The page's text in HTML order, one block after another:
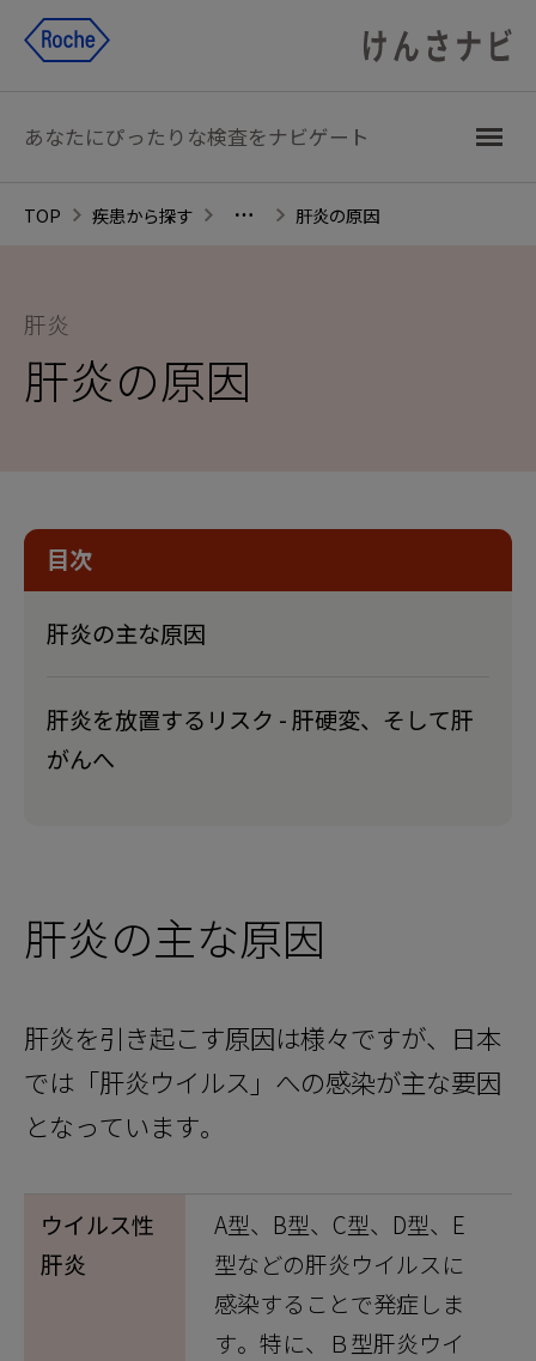
あなたにぴったりな検査をナビゲート
TOP 疾患から探す 肝炎の原因
肝炎
肝炎の原因
目次
肝炎の主な原因
肝炎を放置するリスク - 肝硬変、そして肝
がんへ
肝炎の主な原因
肝炎を引き起こす原因は様々ですが、日本
では「肝炎ウイルス」への感染が主な要因
となっています。
ウイルス性
肝炎
A型、B型、C型、D型、E
型などの肝炎ウイルスに
感染することで発症しま
す。特に、Ｂ型肝炎ウイ